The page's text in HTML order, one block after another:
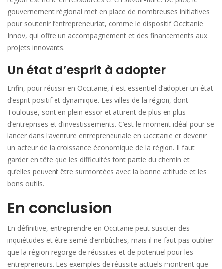
gouvernement régional met en place de nombreuses initiatives
pour soutenir l’entrepreneuriat, comme le dispositif Occitanie
Innov, qui offre un accompagnement et des financements aux
projets innovants.
Un état d’esprit à adopter
Enfin, pour réussir en Occitanie, il est essentiel d’adopter un état
d’esprit positif et dynamique. Les villes de la région, dont
Toulouse, sont en plein essor et attirent de plus en plus
d’entreprises et d’investissements. C’est le moment idéal pour se
lancer dans l’aventure entrepreneuriale en Occitanie et devenir
un acteur de la croissance économique de la région. Il faut
garder en tête que les difficultés font partie du chemin et
qu’elles peuvent être surmontées avec la bonne attitude et les
bons outils.
En conclusion
En définitive, entreprendre en Occitanie peut susciter des
inquiétudes et être semé d’embûches, mais il ne faut pas oublier
que la région regorge de réussites et de potentiel pour les
entrepreneurs. Les exemples de réussite actuels montrent que